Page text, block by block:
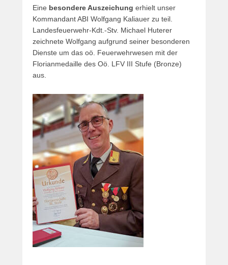
Eine besondere Auszeichung erhielt unser
Kommandant ABI Wolfgang Kaliauer zu teil.
Landesfeuerwehr-Kdt.-Stv. Michael Huterer
zeichnete Wolfgang aufgrund seiner besonderen
Dienste um das oö. Feuerwehrwesen mit der
Florianmedaille des Oö. LFV III Stufe (Bronze)
aus.